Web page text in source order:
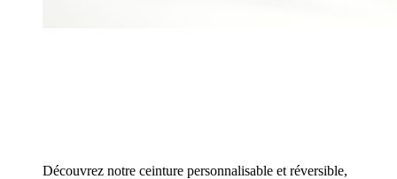
Découvrez notre ceinture personnalisable et réversible,